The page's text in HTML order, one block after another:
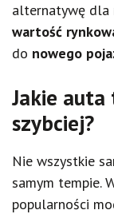
alternatywę dla
wartość
do nowego
Jakie
szybciej?
Nie wszystkie
samym tempie.
popularności